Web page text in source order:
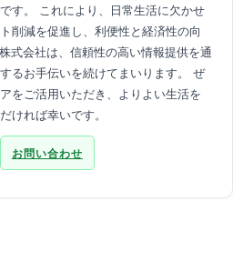
す。 これにより、日常生活に欠かせ
削減を促進し、利便性と経済性の向
式会社は、信頼性の高い情報提供を通
るお手伝いを続けてまいります。 ぜ
をご活用いただき、よりよい生活を
ければ幸いです。
お問い合わせ